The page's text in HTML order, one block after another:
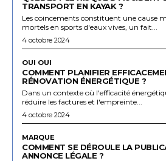
TRANSPORT EN KAYAK ?
Les coincements constituent une cause
mortels en sports d'eaux vives, un fait...
4 octobre 2024
OUI OUI
COMMENT PLANIFIER
RÉNOVATION ÉNERGÉTIQUE ?
Dans un contexte où l'efficacité
réduire les factures et l'empreinte...
4 octobre 2024
MARQUE
COMMENT SE DÉROULE LA
ANNONCE LÉGALE ?